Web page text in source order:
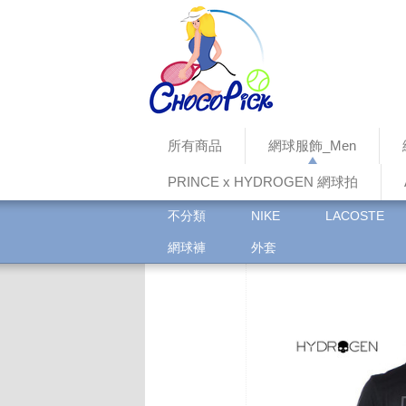
所有商品 網球服飾_Men
PRINCE x HYDROGEN 網球拍
不分類 NIKE LACOSTE
網球褲 外套